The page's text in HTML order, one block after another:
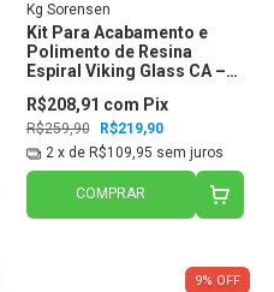
Kg Sorensen
Kit Para Acabamento e
Polimento de Resina
Espiral Viking Glass CA –
R$259,90 R$219,90
R$208,91 com Pix
2 x de R$109,95 sem juros
COMPRAR
9% OFF